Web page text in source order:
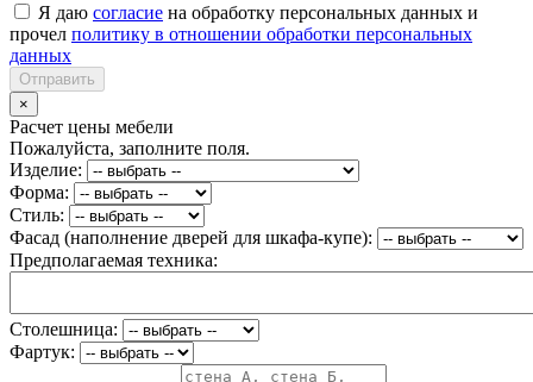
Я даю согласие на обработку персональных данных и
прочел политику в отношении обработки персональных
данных
Отправить
×
Расчет цены мебели
Пожалуйста, заполните поля.
Изделие:
Форма:
Стиль:
Фасад (наполнение дверей для шкафа-купе):
Предполагаемая техника:
Столешница:
Фартук: